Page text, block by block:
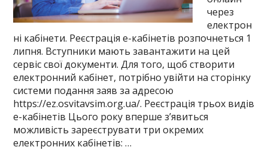
через
електрон
ні кабінети. Реєстрація е-кабінетів розпочнеться 1
липня. Вступники мають завантажити на цей
сервіс свої документи. Для того, щоб створити
електронний кабінет, потрібно увійти на сторінку
системи подання заяв за адресою
https://ez.osvitavsim.org.ua/. Реєстрація трьох видів
е-кабінетів Цього року вперше з’явиться
можливість зареєструвати три окремих
електронних кабінетів: …